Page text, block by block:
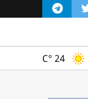
C° 24